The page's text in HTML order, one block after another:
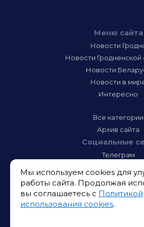
Меню сайта
Новости
Новости Гродненской
Новости
Новости в
Интересно
Все категории
Архив сайта
Социальные
Телеграм
Инстаграм
Тик-Ток
Одноклассники
ВК
Мы используем cookies для
работы сайта. Продолжая
вы соглашаетесь с Политикой
использования cookies.